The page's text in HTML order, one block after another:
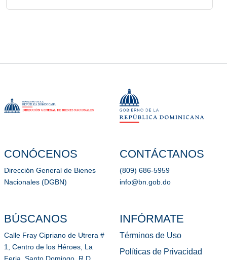
CONÓCENOS
Dirección General de Bienes
Nacionales (DGBN)
BÚSCANOS
Calle Fray Cipriano de Utrera #
1, Centro de los Héroes, La
CONTÁCTANOS
(809) 686-5959
info@bn.gob.do
INFÓRMATE
Términos de Uso
Políticas de Privacidad